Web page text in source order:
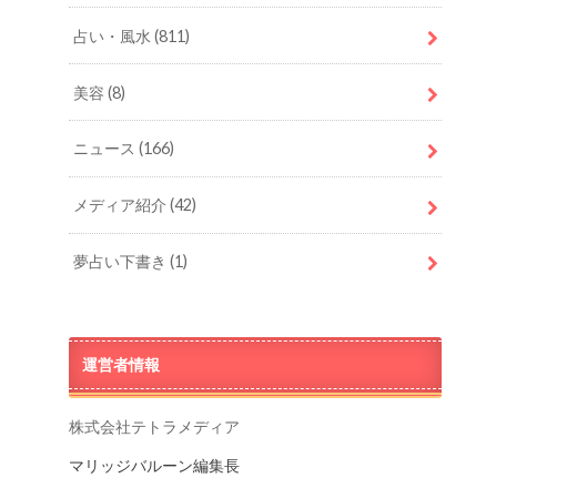
占い・風水(811)
美容(8)
ニュース(166)
メディア紹介(42)
夢占い下書き(1)
運営者情報
株式会社テトラメディア
マリッジバルーン編集長